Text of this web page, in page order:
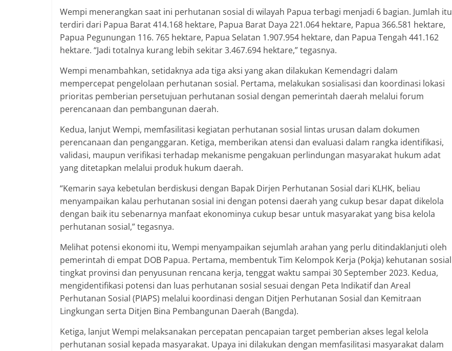
Wempi menerangkan saat ini perhutanan sosial di wilayah Papua terbagi menjadi 6 bagian. Jumlah itu
terdiri dari Papua Barat 414.168 hektare, Papua Barat Daya 221.064 hektare, Papua 366.581 hektare,
Papua Pegunungan 116. 765 hektare, Papua Selatan 1.907.954 hektare, dan Papua Tengah 441.162
hektare. “Jadi totalnya kurang lebih sekitar 3.467.694 hektare,” tegasnya.
Wempi menambahkan, setidaknya ada tiga aksi yang akan dilakukan Kemendagri dalam
mempercepat pengelolaan perhutanan sosial. Pertama, melakukan sosialisasi dan koordinasi lokasi
prioritas pemberian persetujuan perhutanan sosial dengan pemerintah daerah melalui forum
perencanaan dan pembangunan daerah.
Kedua, lanjut Wempi, memfasilitasi kegiatan perhutanan sosial lintas urusan dalam dokumen
perencanaan dan penganggaran. Ketiga, memberikan atensi dan evaluasi dalam rangka identifikasi,
validasi, maupun verifikasi terhadap mekanisme pengakuan perlindungan masyarakat hukum adat
yang ditetapkan melalui produk hukum daerah.
“Kemarin saya kebetulan berdiskusi dengan Bapak Dirjen Perhutanan Sosial dari KLHK, beliau
menyampaikan kalau perhutanan sosial ini dengan potensi daerah yang cukup besar dapat dikelola
dengan baik itu sebenarnya manfaat ekonominya cukup besar untuk masyarakat yang bisa kelola
perhutanan sosial,” tegasnya.
Melihat potensi ekonomi itu, Wempi menyampaikan sejumlah arahan yang perlu ditindaklanjuti oleh
pemerintah di empat DOB Papua. Pertama, membentuk Tim Kelompok Kerja (Pokja) kehutanan sosial
tingkat provinsi dan penyusunan rencana kerja, tenggat waktu sampai 30 September 2023. Kedua,
mengidentifikasi potensi dan luas perhutanan sosial sesuai dengan Peta Indikatif dan Areal
Perhutanan Sosial (PIAPS) melalui koordinasi dengan Ditjen Perhutanan Sosial dan Kemitraan
Lingkungan serta Ditjen Bina Pembangunan Daerah (Bangda).
Ketiga, lanjut Wempi melaksanakan percepatan pencapaian target pemberian akses legal kelola
perhutanan sosial kepada masyarakat. Upaya ini dilakukan dengan memfasilitasi masyarakat dalam